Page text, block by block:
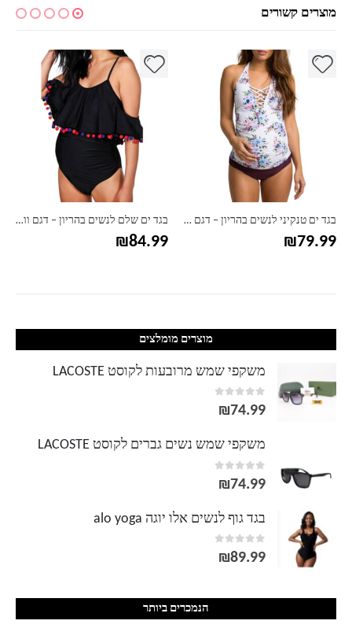
מוצרים קשורים
בגד ים טנקיני לנשים בהריון – דגם איקסים
₪79.99
בגד ים שלם לנשים בהריון – דגם וולן
₪84.99
מוצרים מומלצים
משקפי שמש מרובעות לקוסט LACOSTE
0
out of 5
₪74.99
משקפי שמש נשים גברים לקוסט LACOSTE
0
out of 5
₪74.99
בגד גוף לנשים אלו יוגה alo yoga
0
out of 5
₪89.99
הנמכרים ביותר